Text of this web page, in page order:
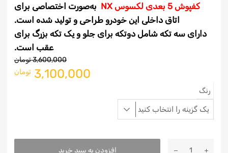
کفپوش 5 بعدی لکسوس NX به‌صورت اختصاصی برای
اتاق داخلی این خودرو طراحی و تولید شده است.
دارای سه تکه شامل دوتکه‌ برای جلو و یک تکه بزرگ برای
عقب است.
3,600,000تومان
3,100,000 تومان
رنگ
افزودن به سبد خرید